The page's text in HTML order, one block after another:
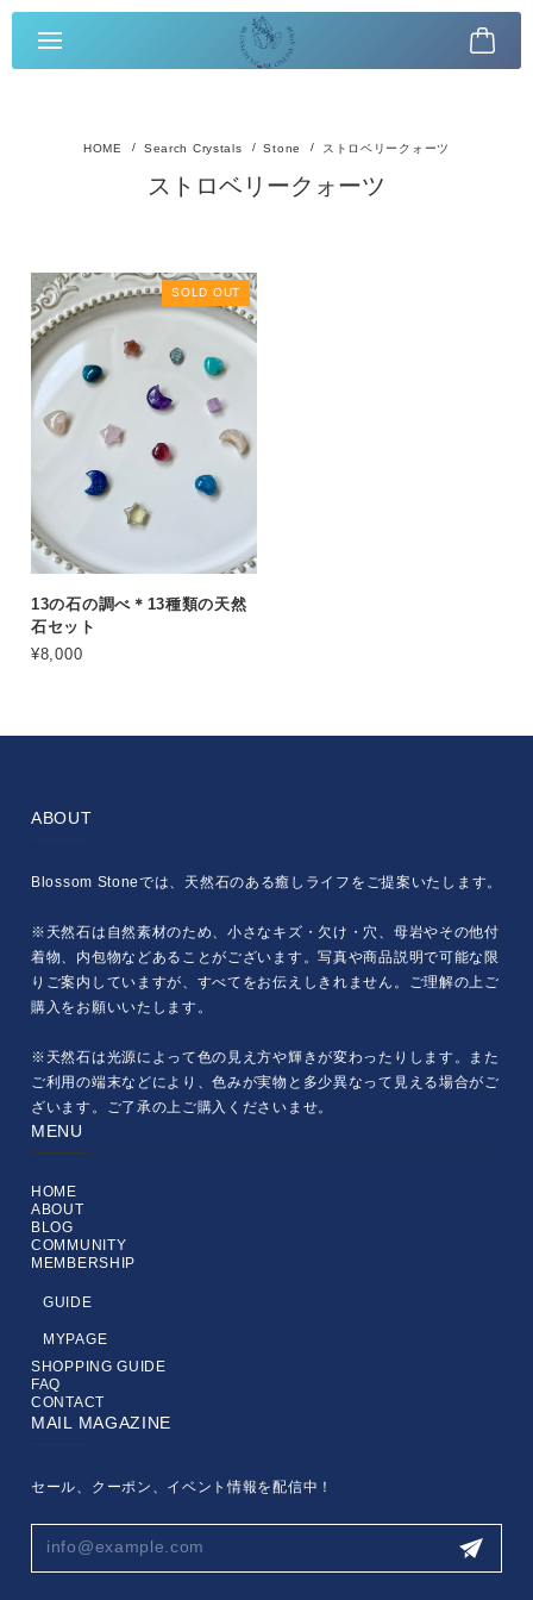
Search Crystals Stone ストロベリークォーツ
ストロベリークォーツ
SOLD OUT
13の石の調べ＊13種類の天然
石セット
¥8,000
ABOUT
Blossom Stoneでは、天然石のある癒しライフをご提案いたします。
※天然石は自然素材のため、小さなキズ・欠け・穴、母岩やその他付
着物、内包物などあることがございます。写真や商品説明で可能な限
りご案内していますが、すべてをお伝えしきれません。ご理解の上ご
購入をお願いいたします。
※天然石は光源によって色の見え方や輝きが変わったりします。また
ご利用の端末などにより、色みが実物と多少異なって見える場合がご
ざいます。ご了承の上ご購入くださいませ。
MENU
HOME
ABOUT
BLOG
COMMUNITY
MEMBERSHIP
GUIDE
MYPAGE
SHOPPING GUIDE
FAQ
CONTACT
MAIL MAGAZINE
セール、クーポン、イベント情報を配信中！